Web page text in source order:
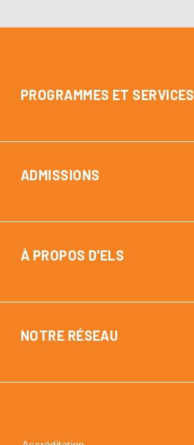
PROGRAMMES ET SERVICES
ADMISSIONS
À PROPOS D'ELS
NOTRE RÉSEAU